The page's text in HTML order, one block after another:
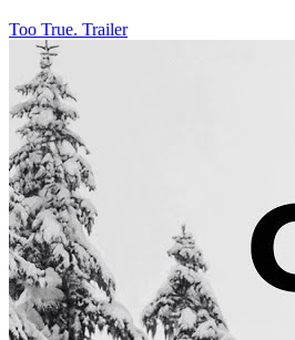
Too True. Trailer